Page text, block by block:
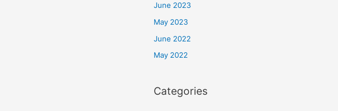
June 2023
May 2023
June 2022
May 2022
Categories